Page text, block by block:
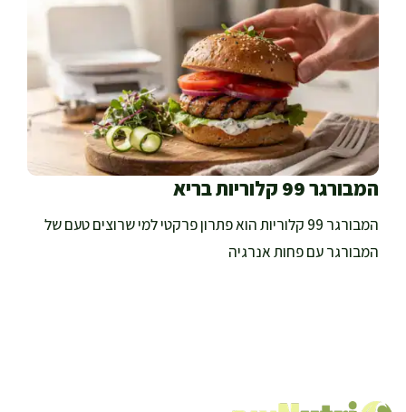
המבורגר 99 קלוריות בריא
המבורגר 99 קלוריות הוא פתרון פרקטי למי שרוצים טעם של
המבורגר עם פחות אנרגיה